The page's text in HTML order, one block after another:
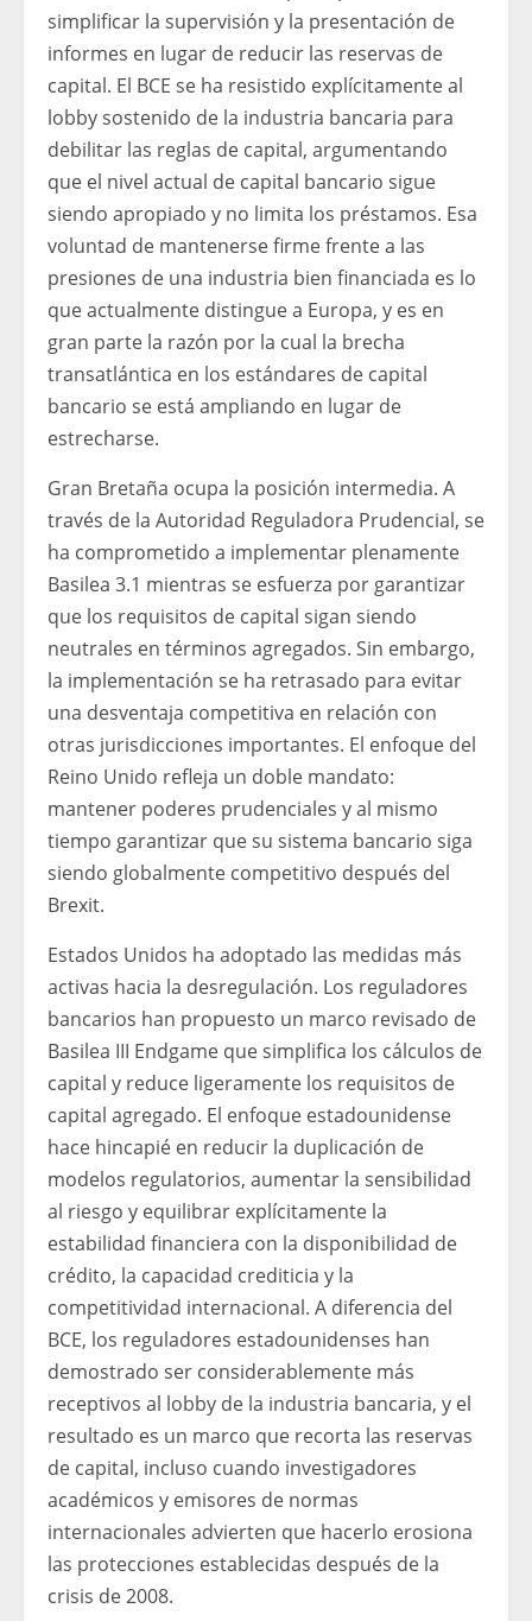
simplificar la supervisión y la presentación de
informes en lugar de reducir las reservas de
capital. El BCE se ha resistido explícitamente al
lobby sostenido de la industria bancaria para
debilitar las reglas de capital, argumentando
que el nivel actual de capital bancario sigue
siendo apropiado y no limita los préstamos. Esa
voluntad de mantenerse firme frente a las
presiones de una industria bien financiada es lo
que actualmente distingue a Europa, y es en
gran parte la razón por la cual la brecha
transatlántica en los estándares de capital
bancario se está ampliando en lugar de
estrecharse.
Gran Bretaña ocupa la posición intermedia. A
través de la Autoridad Reguladora Prudencial, se
ha comprometido a implementar plenamente
Basilea 3.1 mientras se esfuerza por garantizar
que los requisitos de capital sigan siendo
neutrales en términos agregados. Sin embargo,
la implementación se ha retrasado para evitar
una desventaja competitiva en relación con
otras jurisdicciones importantes. El enfoque del
Reino Unido refleja un doble mandato:
mantener poderes prudenciales y al mismo
tiempo garantizar que su sistema bancario siga
siendo globalmente competitivo después del
Brexit.
Estados Unidos ha adoptado las medidas más
activas hacia la desregulación. Los reguladores
bancarios han propuesto un marco revisado de
Basilea III Endgame que simplifica los cálculos de
capital y reduce ligeramente los requisitos de
capital agregado. El enfoque estadounidense
hace hincapié en reducir la duplicación de
modelos regulatorios, aumentar la sensibilidad
al riesgo y equilibrar explícitamente la
estabilidad financiera con la disponibilidad de
crédito, la capacidad crediticia y la
competitividad internacional. A diferencia del
BCE, los reguladores estadounidenses han
demostrado ser considerablemente más
receptivos al lobby de la industria bancaria, y el
resultado es un marco que recorta las reservas
de capital, incluso cuando investigadores
académicos y emisores de normas
internacionales advierten que hacerlo erosiona
las protecciones establecidas después de la
crisis de 2008.